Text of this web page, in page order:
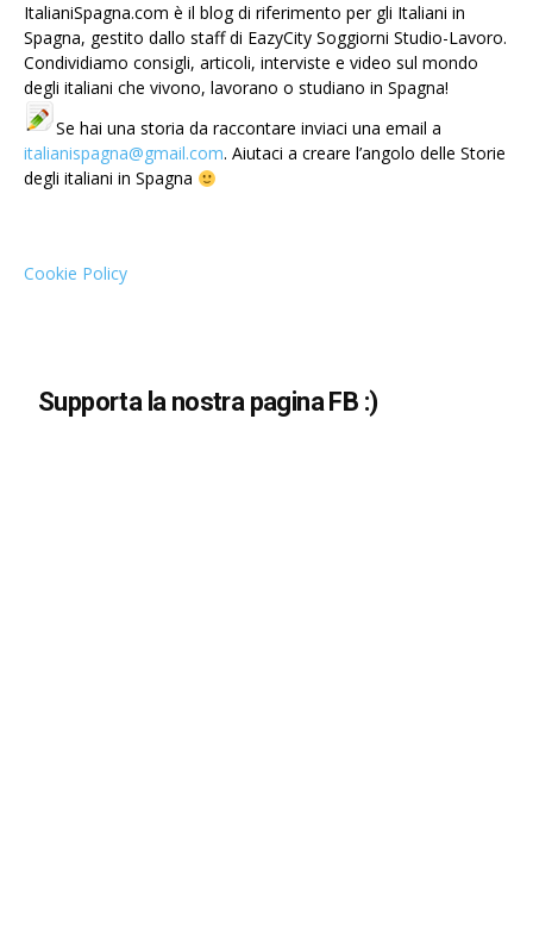
ItalianiSpagna.com è il blog di riferimento per gli Italiani in
Spagna, gestito dallo staff di EazyCity Soggiorni Studio-Lavoro.
Condividiamo consigli, articoli, interviste e video sul mondo
degli italiani che vivono, lavorano o studiano in Spagna!
Se hai una storia da raccontare inviaci una email a
italianispagna@gmail.com. Aiutaci a creare l’angolo delle Storie
degli italiani in Spagna
Cookie Policy
Supporta la nostra pagina FB :)